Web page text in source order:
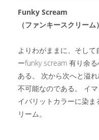
Funky Scream
（ファンキースクリーム）
よりわがままに、そして
ーfunky scream 有り余
ある。 次から次へと溢
不可能なのである。 イ
イバリットカラーに染
リーム。